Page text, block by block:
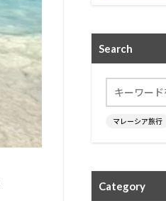
Search
マレーシア旅行
Category